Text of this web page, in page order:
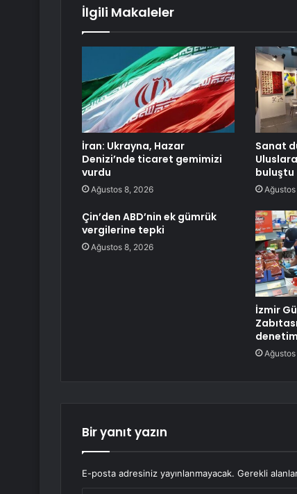
İlgili Makaleler
İran: Ukrayna, Hazar
Denizi’nde ticaret gemimizi
vurdu
Ağustos 8, 2026
Sanat
buluştu
Çin’den ABD’nin ek gümrük
vergilerine tepki
Ağustos 8, 2026
İzmir
Bir yanıt yazın
E-posta adresiniz yayınlanmayacak. Gerekli